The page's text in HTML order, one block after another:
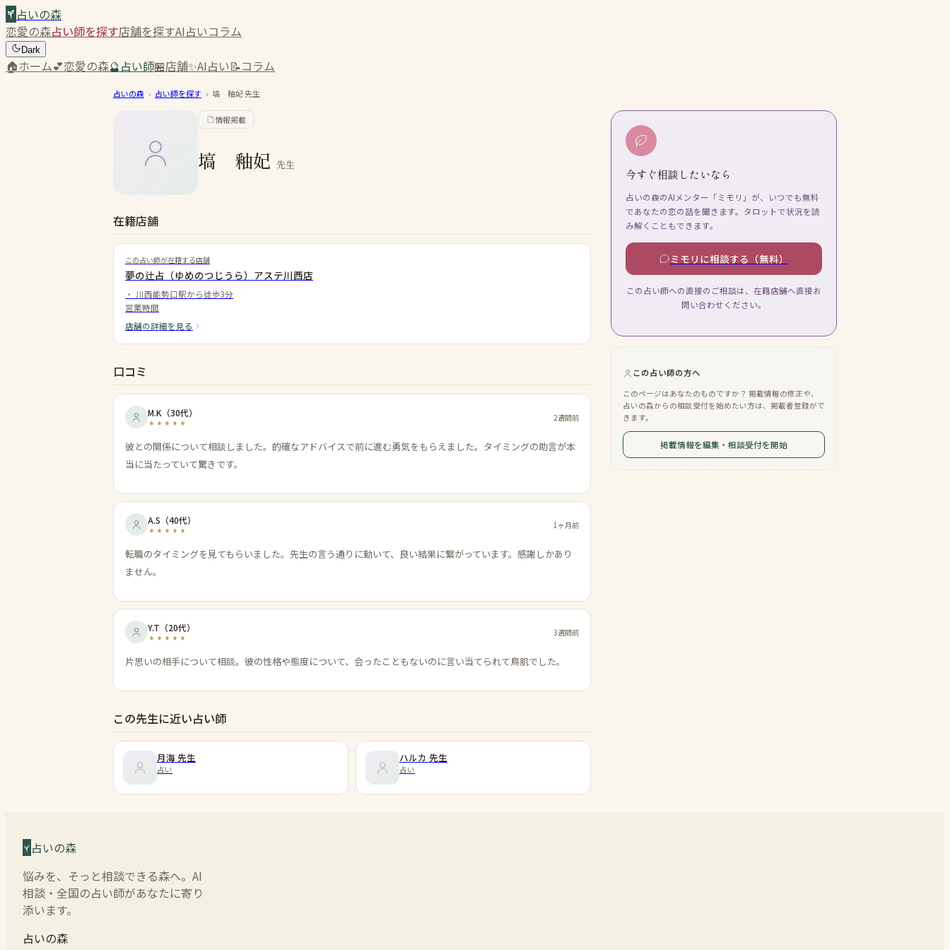
占いの森
恋愛の森占い師を探す店舗を探すAI占いコラム
Dark
🏠ホーム💕恋愛の森🔮占い師🏪店舗✨AI占い📝コラム
占いの森 › 占い師を探す › 塙 釉妃先生
情報掲載
塙 釉妃 先生
在籍店舗
この占い師が在籍する店舗
夢の辻占（ゆめのつじうら）アステ川西店
・ 川西能勢口駅から徒歩3分
営業時間
店舗の詳細を見る
口コミ
M.K （30代） 2週間前
彼との関係について相談しました。的確なアドバイスで前に進む勇気をもらえました。タイミングの助言が本
当に当たっていて驚きです。
A.S （40代） 1ヶ月前
転職のタイミングを見てもらいました。先生の言う通りに動いて、良い結果に繋がっています。感謝しかあり
ません。
Y.T （20代） 3週間前
片思いの相手について相談。彼の性格や態度について、会ったこともないのに言い当てられて鳥肌でした。
この先生に近い占い師
月海 先生
占い
ハルカ 先生
占い
今すぐ相談したいなら
占いの森のAIメンター「ミモリ」が、いつでも無料
であなたの恋の話を聞きます。タロットで状況を読
み解くこともできます。
ミモリに相談する（無料）
この占い師への直接のご相談は、在籍店舗へ直接お
問い合わせください。
この占い師の方へ
このページはあなたのものですか？ 掲載情報の修正や、
占いの森からの相談受付を始めたい方は、掲載者登録がで
きます。
掲載情報を編集・相談受付を開始
占いの森
悩みを、そっと相談できる森へ。AI
相談・全国の占い師があなたに寄り
添います。
占いの森